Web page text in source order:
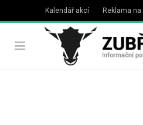
Kalendář akcí Reklama